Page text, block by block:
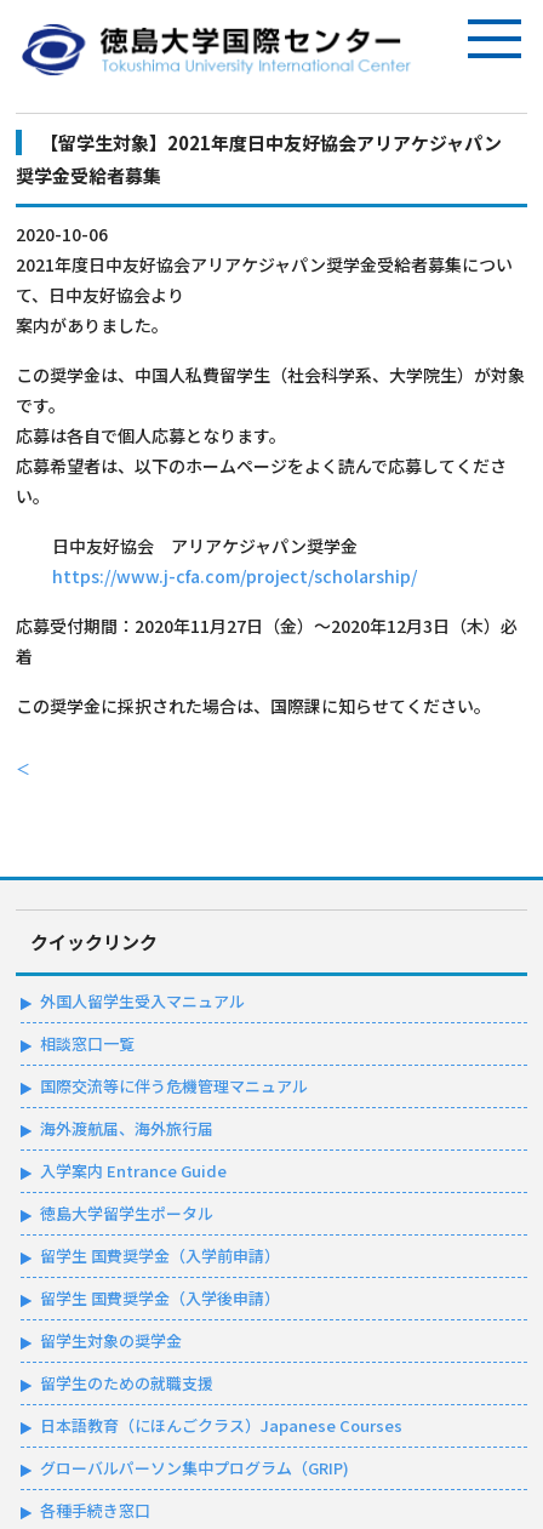
【留学生対象】2021年度日中友好協会アリアケジャパン
奨学金受給者募集
2020-10-06
2021年度日中友好協会アリアケジャパン奨学金受給者募集につい
て、日中友好協会より
案内がありました。
この奨学金は、中国人私費留学生（社会科学系、大学院生）が対象
です。
応募は各自で個人応募となります。
応募希望者は、以下のホームページをよく読んで応募してくださ
い。
日中友好協会 アリアケジャパン奨学金
https://www.j-cfa.com/project/scholarship/
応募受付期間：2020年11月27日（金）～2020年12月3日（木）必
着
この奨学金に採択された場合は、国際課に知らせてください。
＜
クイックリンク
外国人留学生受入マニュアル
相談窓口一覧
国際交流等に伴う危機管理マニュアル
海外渡航届、海外旅行届
入学案内 Entrance Guide
徳島大学留学生ポータル
留学生 国費奨学金（入学前申請）
留学生 国費奨学金（入学後申請）
留学生対象の奨学金
留学生のための就職支援
日本語教育（にほんごクラス）Japanese Courses
グローバルパーソン集中プログラム（GRIP)
各種手続き窓口